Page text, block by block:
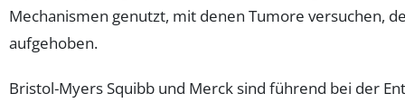
Mechanismen genutzt, mit denen Tumore versuchen,
aufgehoben.
Bristol-Myers Squibb und Merck sind führend bei der